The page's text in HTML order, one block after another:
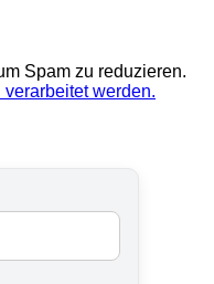
Spam zu reduzieren.
werden.